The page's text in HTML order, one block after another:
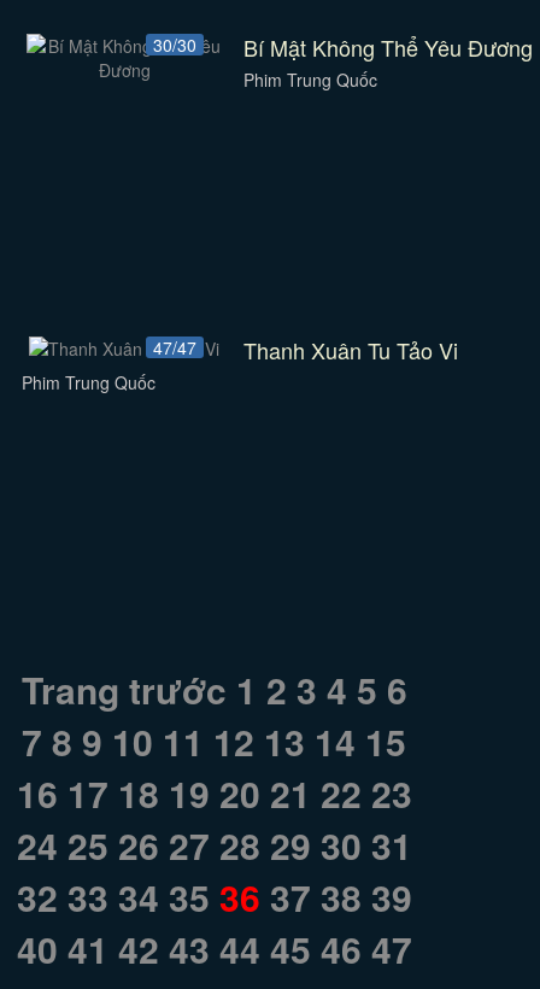
30/30 Bí Mật Không Thể Yêu Đương
Phim Trung Quốc
47/47 Thanh Xuân Tu Tảo Vi
Phim Trung Quốc
Trang trước 1 2 3 4 5 6
7 8 9 10 11 12 13 14 15
16 17 18 19 20 21 22 23
24 25 26 27 28 29 30 31
32 33 34 35 36 37 38 39
40 41 42 43 44 45 46 47